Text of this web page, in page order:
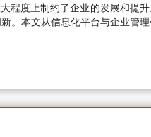
程度上制约了企业的发展和提
。本文从信息化平台与企业管